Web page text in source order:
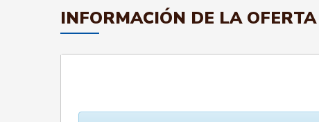
INFORMACIÓN DE LA OFERTA